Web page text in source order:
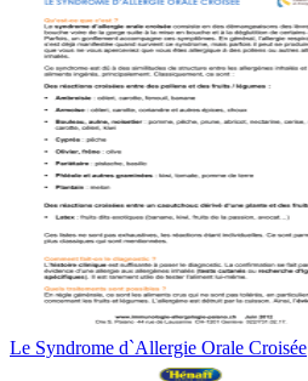
Le Syndrome d`Allergie Orale Croisée